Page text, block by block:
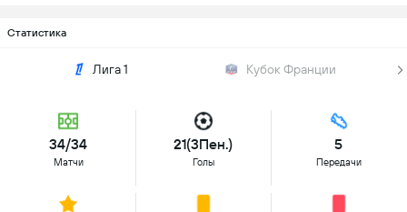
Статистика
Лига 1 Кубок Франции
34/34
Матчи
21(3Пен.)
Голы
5
Передачи